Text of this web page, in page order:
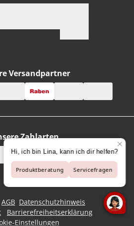
Zahlarten
Versandpartner
AGB Datenschutzhinweis
Barrierefreiheitserklärung
Einstellungen